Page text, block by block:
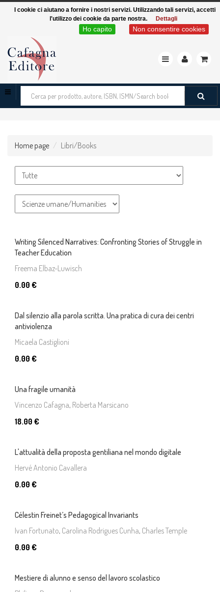
Toggle
Cerca
tra
Home page
Libri/Books
Writing Silenced Narratives: Confronting Stories of Struggle in
Teacher Education
Freema Elbaz-Luwisch
0.00 €
Dal silenzio alla parola scritta. Una pratica di cura dei centri
antiviolenza
Micaela Castiglioni
0.00 €
Una fragile umanità
Vincenzo Cafagna, Roberta Marsicano
18.00 €
L'attualità della proposta gentiliana nel mondo digitale
Hervé Antonio Cavallera
0.00 €
Célestin Freinet’s Pedagogical Invariants
Ivan Fortunato, Carolina Rodrigues Cunha, Charles Temple
0.00 €
Mestiere di alunno e senso del lavoro scolastico
I cookie ci aiutano a fornire i nostri servizi. Utilizzando tali servizi, accetti
l'utilizzo dei cookie da parte nostra.
Dettagli
Non consentire cookies
Ho capito